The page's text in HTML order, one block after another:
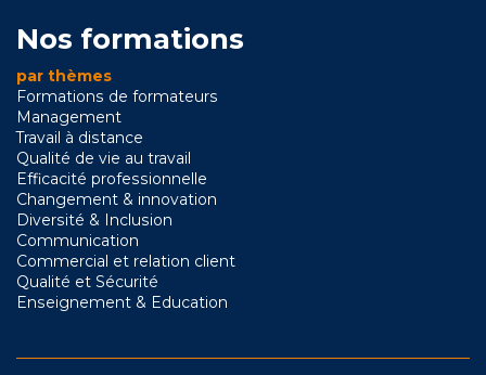
Nos formations
par thèmes
Formations de formateurs
Management
Travail à distance
Qualité de vie au travail
Efficacité professionnelle
Changement & innovation
Diversité & Inclusion
Communication
Commercial et relation client
Qualité et Sécurité
Enseignement & Education